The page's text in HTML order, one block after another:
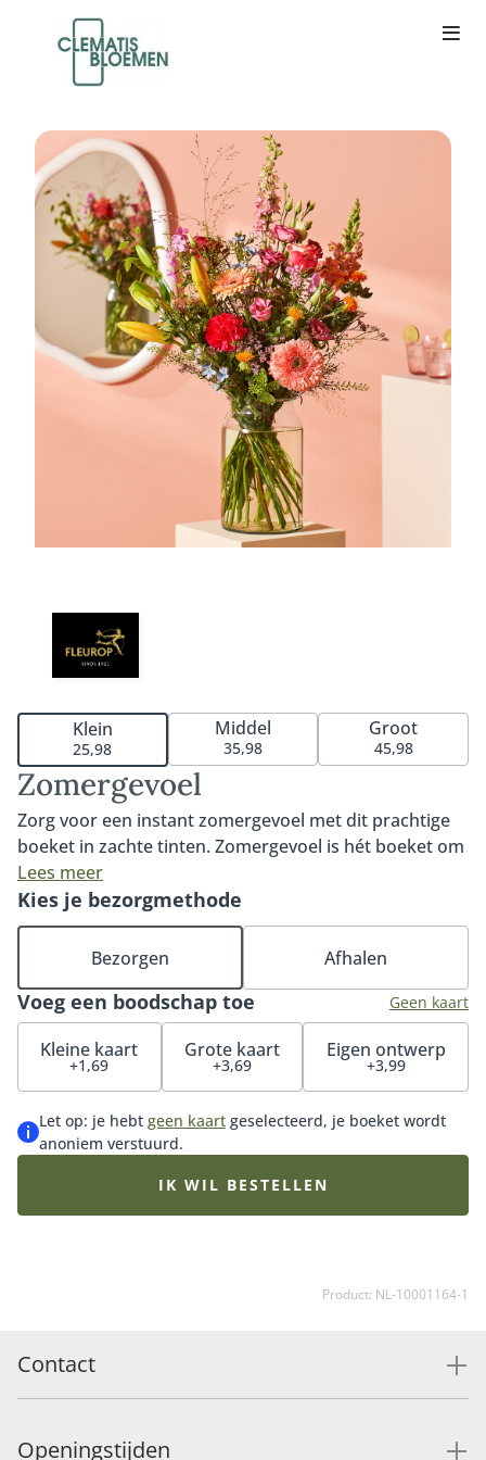
Zomergevoel
Zorg voor een instant zomergevoel met dit prachtige
boeket in zachte tinten. Zomergevoel is hét boeket om
de zomer in huis te halen. De prachtige leeuwenbek in
combinatie met de kleurrijke gerbera zorgt voor een
onweerstaanbaar geheel. Een luchtig zomerboeket
waar je iedereen blij mee maakt. Exclusief vaas. Tip:
bestel onze luxe bonbons of heerlijke chocolaatjes
erbij en maak de verrassing compleet.
Lees meer
Klein
25,98
Middel
35,98
Groot
45,98
Voeg een boodschap toe Geen kaart
Kleine kaart
+1,69
Grote kaart
+3,69
Eigen ontwerp
+3,99
Let op: je hebt geen kaart geselecteerd, je boeket wordt
anoniem verstuurd.
Kies je bezorgmethode
Bezorgen Afhalen
IK WIL BESTELLEN
Product: NL-10001164-1
Contact
Openingstijden